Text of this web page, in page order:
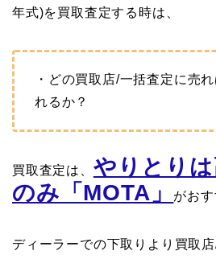
年式)を買取査定する時は、
・どの買取店/一括査定に売
れるか？
買取査定は、 やりとり
のみ「MOTA」
がおす
ディーラーでの下取りより買取